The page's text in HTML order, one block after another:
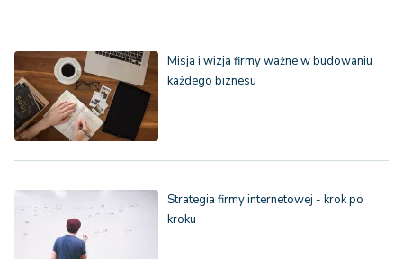
Misja i wizja firmy ważne w budowaniu
każdego biznesu
Strategia firmy internetowej - krok po
kroku